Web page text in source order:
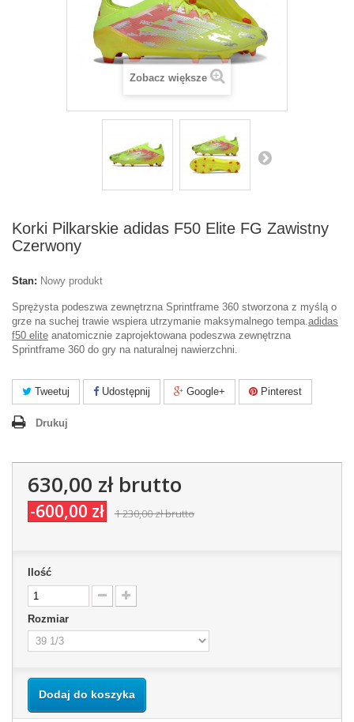
Zobacz większe
Korki Pilkarskie adidas F50 Elite FG Zawistny
Czerwony
Stan: Nowy produkt
Sprężysta podeszwa zewnętrzna Sprintframe 360 stworzona z myślą o
grze na suchej trawie wspiera utrzymanie maksymalnego tempa.adidas
f50 elite anatomicznie zaprojektowana podeszwa zewnętrzna
Sprintframe 360 do gry na naturalnej nawierzchni.
Tweetuj Udostępnij Google+ Pinterest
Drukuj
630,00 złbrutto
-600,00 zł 1 230,00 złbrutto
Ilość
Rozmiar
Dodaj do koszyka